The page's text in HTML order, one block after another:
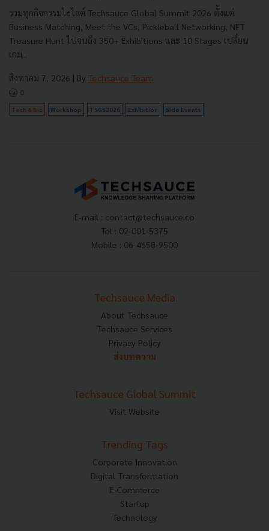
รวมทุกกิจกรรมไฮไลต์ Techsauce Global Summit 2026 ตั้งแต่
Business Matching, Meet the VCs, Pickleball Networking, NFT
Treasure Hunt ไปจนถึง 350+ Exhibitions และ 10 Stages เปลี่ยน
เกม...
สิงหาคม 7, 2026 | By Techsauce Team
0
Tech & Biz Workshop TSGS2026 Exhibition Side Events
E-mail : contact@techsauce.co
Tel : 02-001-5375
Mobile : 06-4658-9500
Techsauce Media
About Techsauce
Techsauce Services
Privacy Policy
ส่งบทความ
Techsauce Global Summit
Visit Website
Trending Tags
Corporate Innovation
Digital Transformation
E-Commerce
Startup
Technology